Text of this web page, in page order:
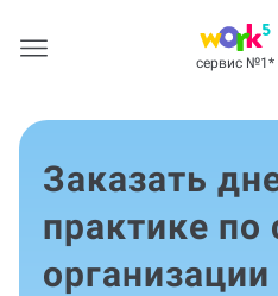
сервис №1 *
Заказать
практике по